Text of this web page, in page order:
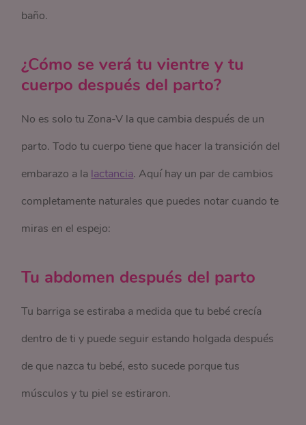
baño.
¿Cómo se verá tu vientre y tu
cuerpo después del parto?
No es solo tu Zona-V la que cambia después de un
parto. Todo tu cuerpo tiene que hacer la transición del
embarazo a la lactancia. Aquí hay un par de cambios
completamente naturales que puedes notar cuando te
miras en el espejo:
Tu abdomen después del parto
Tu barriga se estiraba a medida que tu bebé crecía
dentro de ti y puede seguir estando holgada después
de que nazca tu bebé, esto sucede porque tus
músculos y tu piel se estiraron.